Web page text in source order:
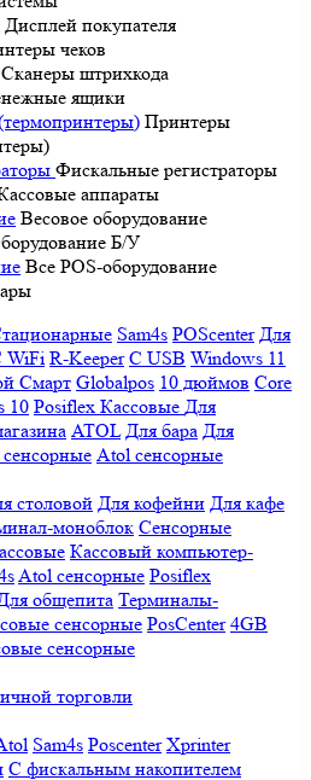
Дисплей покупателя
чеков
Сканеры штрихкода
ящики
Принтеры
Фискальные регистраторы
аппараты
Весовое оборудование
Б/У
Все POS-оборудование
Sam4s POScenter Для
WiFi R-Keeper С USB Windows 11
Смарт Globalpos 10 дюймов Core
10 Posiflex Кассовые Для
ATOL Для бара Для
сенсорные Atol сенсорные
столовой Для кофейни Для кафе
моноблок Сенсорные
Кассовый компьютер-
Atol сенсорные Posiflex
общепита Терминалы-
сенсорные PosCenter 4GB
сенсорные
торговли
Sam4s Poscenter Xprinter
С фискальным накопителем